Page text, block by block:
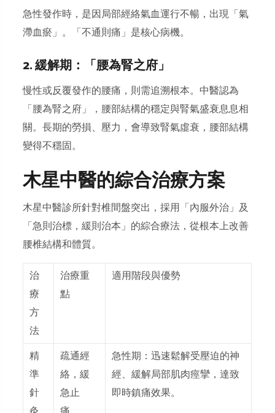
急性發作時，是因局部經絡氣血運行不暢，出現「氣
滯血瘀」。「不通則痛」是核心病機。
2. 緩解期：「腰為腎之府」
慢性或反覆發作的腰痛，則需追溯根本。中醫認為
「腰為腎之府」，腰部結構的穩定與腎氣盛衰息息相
關。長期的勞損、壓力，會導致腎氣虛衰，腰部結構
變得不穩固。
木星中醫的綜合治療方案
木星中醫診所針對椎間盤突出，採用「內服外治」及
「急則治標，緩則治本」的綜合療法，從根本上改善
腰椎結構和體質。
治
療
方
法
治療重
點
適用階段與優勢
精
準
針
疏通經
絡，緩
急止
急性期：迅速鬆解受壓迫的神
經、緩解局部肌肉痙攣，達致
即時鎮痛效果。